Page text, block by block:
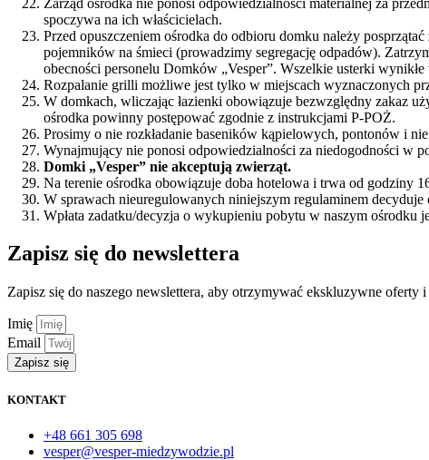
spoczywa na ich właścicielach.
Przed opuszczeniem ośrodka do odbioru domku należy
pojemników na śmieci (prowadzimy segregację odpadów).
obecności personelu Domków „Vesper”. Wszelkie usterki
Rozpalanie grilli możliwe jest tylko w miejscach wyznaczonych
W domkach, wliczając łazienki obowiązuje bezwzględny zakaz
ośrodka powinny postępować zgodnie z instrukcjami P-POŻ.
Prosimy o nie rozkładanie baseników kąpielowych, pontonów i
Wynajmujący nie ponosi odpowiedzialności za niedogodności w
Domki „Vesper” nie akceptują zwierząt.
Na terenie ośrodka obowiązuje doba hotelowa i trwa od godziny
W sprawach nieuregulowanych niniejszym regulaminem decyduje
Wpłata zadatku/decyzja o wykupieniu pobytu w naszym ośrodku
Zapisz się do newslettera
Zapisz się do naszego newslettera, aby otrzymywać ekskluzywne oferty
Imię
Email
Zapisz się
KONTAKT
+48 661 305 698
vesper@vesper-miedzywodzie.pl